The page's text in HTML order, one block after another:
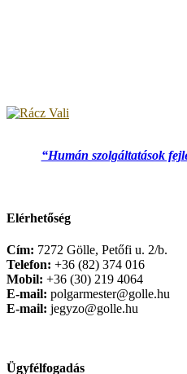
“Humán szolgáltatások
Elérhetőség
Cím: 7272 Gölle, Petőfi u. 2/b.
Telefon: +36 (82) 374 016
Mobil: +36 (30) 219 4064
E-mail: polgarmester@golle.hu
E-mail: jegyzo@golle.hu
Ügyfélfogadás